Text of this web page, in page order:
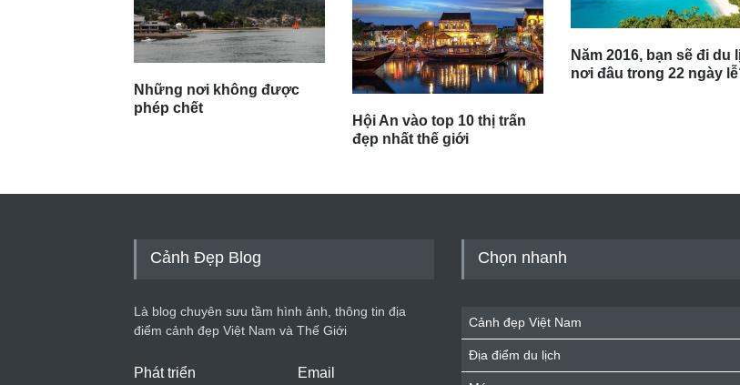
Những nơi không được
phép chết
Hội An vào top 10 thị trấn
đẹp nhất thế giới
Năm 2016, bạn sẽ đi du
nơi đâu trong 22 ngày
Cảnh Đẹp Blog
Là blog chuyên sưu tầm hình ảnh, thông tin địa
điểm cảnh đẹp Việt Nam và Thế Giới
Phát triển Email
Chọn nhanh
Cảnh đẹp Việt Nam
Địa điểm du lịch